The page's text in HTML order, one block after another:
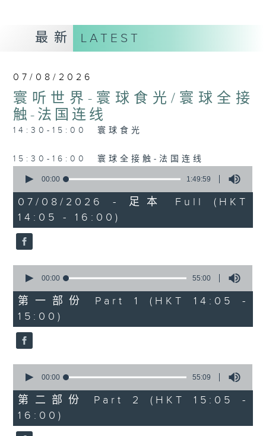
最新 LATEST
07/08/2026
寰听世界-寰球食光/寰球全接
触-法国连线
14:30-15:00 寰球食光
15:30-16:00 寰球全接触-法国连线
seconds
1
hour,
49
minutes,
59
seconds
00:00 1:49:59
07/08/2026 - 足本 Full (HKT
14:05 - 16:00)
seconds
55
minutes,
0
seconds
00:00 55:00
第一部份 Part 1 (HKT 14:05 -
15:00)
seconds
55
minutes,
9
seconds
00:00 55:09
第二部份 Part 2 (HKT 15:05 -
16:00)